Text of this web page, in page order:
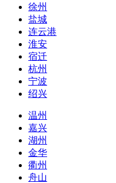
徐州
盐城
连云港
淮安
宿迁
杭州
宁波
绍兴
温州
嘉兴
湖州
金华
衢州
舟山